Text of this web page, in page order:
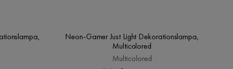
Neon-Gamer Just Light Dekorationslampa,
Multicolored
Multicolored